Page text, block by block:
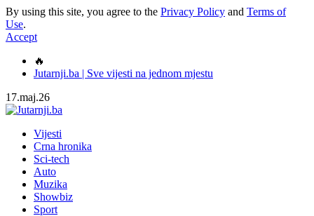
By using this site, you agree to the Privacy Policy and Terms of
Use.
Accept
🔥
Jutarnji.ba | Sve vijesti na jednom mjestu
17.maj.26
Vijesti
Crna hronika
Sci-tech
Auto
Muzika
Showbiz
Sport